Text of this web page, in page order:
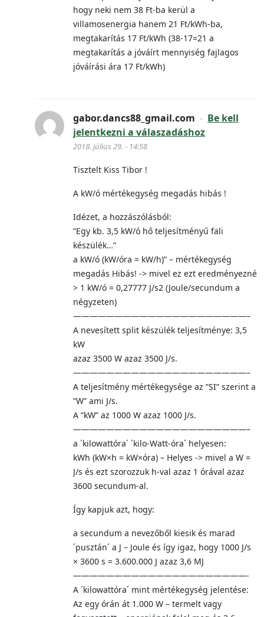
hogy neki nem 38 Ft-ba kerül a
villamosenergia hanem 21 Ft/kWh-ba,
megtakarítás 17 Ft/kWh (38-17=21 a
megtakarítás a jóváírt mennyiség fajlagos
jóváírási ára 17 Ft/kWh)
gabor.dancs88_gmail.com - Be kell
jelentkezni a válaszadáshoz
2018. július 29. - 14:58
Tisztelt Kiss Tibor !
A kW/ó mértékegység megadás hibás !
Idézet, a hozzászólásból:
”Egy kb. 3,5 kW/ó hő teljesítményű fali
készülék…”
a kW/ó (kW/óra = kW/h)” – mértékegység
megadás Hibás! -> mivel ez ezt eredményezné
> 1 kW/ó = 0,27777 J/s2 (Joule/secundum a
négyzeten)
—————————————————————–
A nevesített split készülék teljesítménye: 3,5
kW
azaz 3500 W azaz 3500 J/s.
—————————————————————–
A teljesítmény mértékegysége az ”SI” szerint a
”W” ami J/s.
A ”kW” az 1000 W azaz 1000 J/s.
—————————————————————–
a ´kilowattóra´ ´kilo-Watt-óra´ helyesen:
kWh (kW×h = kW×óra) – Helyes -> mivel a W =
J/s és ezt szorozzuk h-val azaz 1 órával azaz
3600 secundum-al.
Így kapjuk azt, hogy:
a secundum a nevezőből kiesik és marad
´pusztán´ a J – Joule és így igaz, hogy 1000 J/s
× 3600 s = 3.600.000 J azaz 3,6 MJ
—————————————————————-
A ´kilowattóra´ mint mértékegység jelentése:
Az egy órán át 1.000 W – termelt vagy